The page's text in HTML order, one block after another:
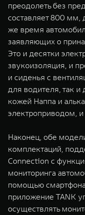
преодолеть без
составляет 800 мм,
же время
заявляющих о
Это и десятки
звукоизоляция, и
и сиденья с
для водителя, так и
кожей Наппа и
электроприводом,
Наконец, обе
комплектаций,
Connection с
мониторинга
помощью
приложение TANK
осуществлять